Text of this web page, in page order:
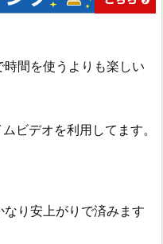
間を使うよりも楽しい
ビデオを利用してます。
り安上がりで済みます